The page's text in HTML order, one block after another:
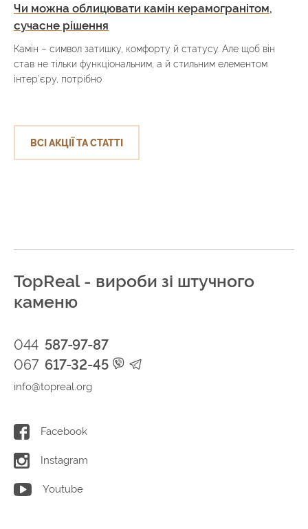
Чи можна облицювати камін керамогранітом,
сучасне рішення
Камін – символ затишку, комфорту й статусу. Але щоб він
став не тільки функціональним, а й стильним елементом
інтер’єру, потрібно
ВСІ АКЦІЇ ТА СТАТТІ
TopReal - вироби зі штучного
каменю
044 587-97-87
067 617-32-45
info@topreal.org
Facebook
Instagram
Youtube